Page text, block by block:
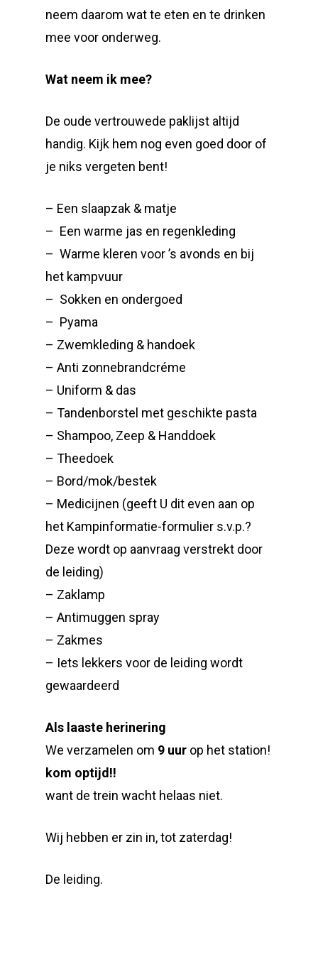
neem daarom wat te eten en te drinken
mee voor onderweg.
Wat neem ik mee?
De oude vertrouwede paklijst altijd
handig. Kijk hem nog even goed door of
je niks vergeten bent!
– Een slaapzak & matje
– Een warme jas en regenkleding
– Warme kleren voor ’s avonds en bij
het kampvuur
– Sokken en ondergoed
– Pyama
– Zwemkleding & handoek
– Anti zonnebrandcréme
– Uniform & das
– Tandenborstel met geschikte pasta
– Shampoo, Zeep & Handdoek
– Theedoek
– Bord/mok/bestek
– Medicijnen (geeft U dit even aan op
het Kampinformatie-formulier s.v.p.?
Deze wordt op aanvraag verstrekt door
de leiding)
– Zaklamp
– Antimuggen spray
– Zakmes
– Iets lekkers voor de leiding wordt
gewaardeerd
Als laaste herinering
We verzamelen om 9 uur op het station!
kom optijd!!
want de trein wacht helaas niet.
Wij hebben er zin in, tot zaterdag!
De leiding.